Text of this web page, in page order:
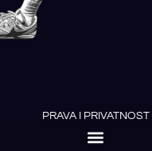
PRAVA I PRIVATNOST